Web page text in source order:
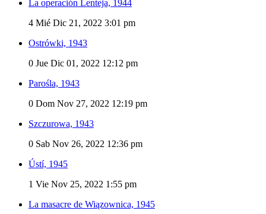
La operación Lenteja, 1944
4 Mié Dic 21, 2022 3:01 pm
Ostrówki, 1943
0 Jue Dic 01, 2022 12:12 pm
Parośla, 1943
0 Dom Nov 27, 2022 12:19 pm
Szczurowa, 1943
0 Sab Nov 26, 2022 12:36 pm
Ústí, 1945
1 Vie Nov 25, 2022 1:55 pm
La masacre de Wiązownica, 1945